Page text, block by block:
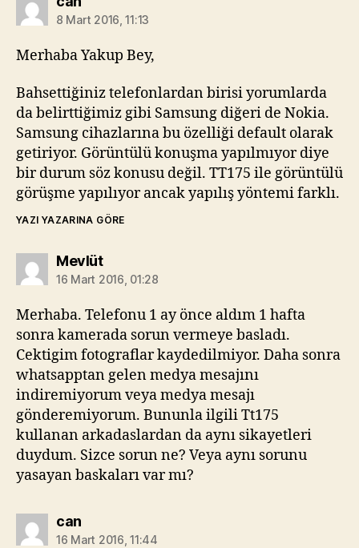
8 Mart 2016, 11:13
Merhaba Yakup Bey,
Bahsettiğiniz telefonlardan birisi yorumlarda
da belirttiğimiz gibi Samsung diğeri de Nokia.
Samsung cihazlarına bu özelliği default olarak
getiriyor. Görüntülü konuşma yapılmıyor diye
bir durum söz konusu değil. TT175 ile görüntülü
görüşme yapılıyor ancak yapılış yöntemi farklı.
YAZI YAZARINA GÖRE
Mevlütdiyorki:
16 Mart 2016, 01:28
Merhaba. Telefonu 1 ay önce aldım 1 hafta
sonra kamerada sorun vermeye basladı.
Cektigim fotograflar kaydedilmiyor. Daha sonra
whatsapptan gelen medya mesajını
indiremiyorum veya medya mesajı
gönderemiyorum. Bununla ilgili Tt175
kullanan arkadaslardan da aynı sikayetleri
duydum. Sizce sorun ne? Veya aynı sorunu
yasayan baskaları var mı?
candiyorki:
16 Mart 2016, 11:44